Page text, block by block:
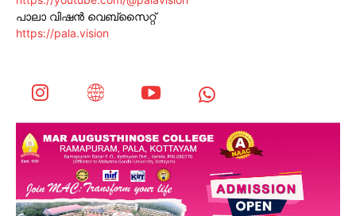
പാലാ വിഷൻ വെബ്സൈറ്റ്
https://pala.vision